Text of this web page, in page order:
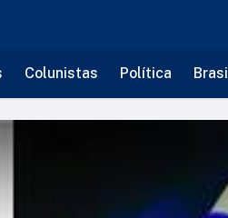
Colunistas Política